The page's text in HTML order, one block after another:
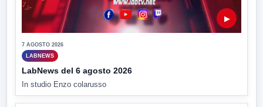
▶
7 AGOSTO 2026
LABNEWS
LabNews del 6 agosto 2026
In studio Enzo colarusso